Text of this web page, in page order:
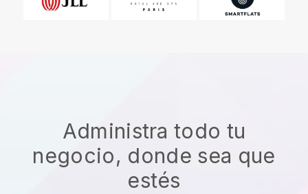
Administra todo tu
negocio, donde sea que
estés